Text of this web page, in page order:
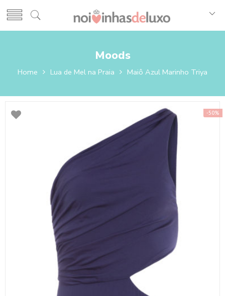
Moods
Home Lua de Mel na Praia Maiô Azul Marinho Triya
-50%